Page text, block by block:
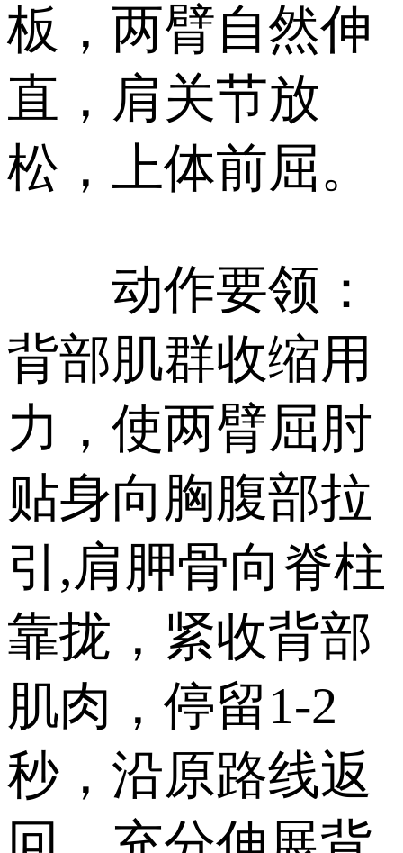
板，两臂自然伸
直，肩关节放
松，上体前屈。
动作要领：
背部肌群收缩用
力，使两臂屈肘
贴身向胸腹部拉
引,肩胛骨向脊柱
靠拢，紧收背部
肌肉，停留1-2
秒，沿原路线返